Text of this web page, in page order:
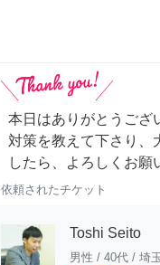
本日はありがとうござ
対策を教えて下さり、
したら、よろしくお願
依頼されたチケット
Toshi Seito
男性 / 40代 / 埼